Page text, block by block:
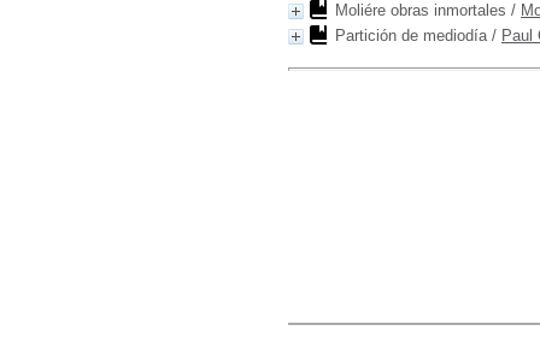
Moliére obras inmortales /
Partición de mediodía/ Paul